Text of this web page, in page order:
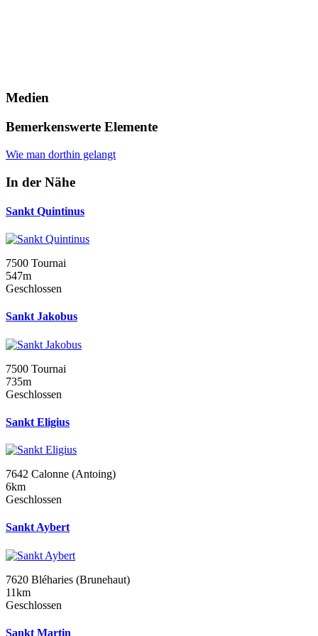
Medien
Bemerkenswerte Elemente
Wie man dorthin gelangt
In der Nähe
Sankt Quintinus
7500 Tournai
547m
Geschlossen
Sankt Jakobus
7500 Tournai
735m
Geschlossen
Sankt Eligius
7642 Calonne (Antoing)
6km
Geschlossen
Sankt Aybert
7620 Bléharies (Brunehaut)
11km
Geschlossen
Sankt Martin